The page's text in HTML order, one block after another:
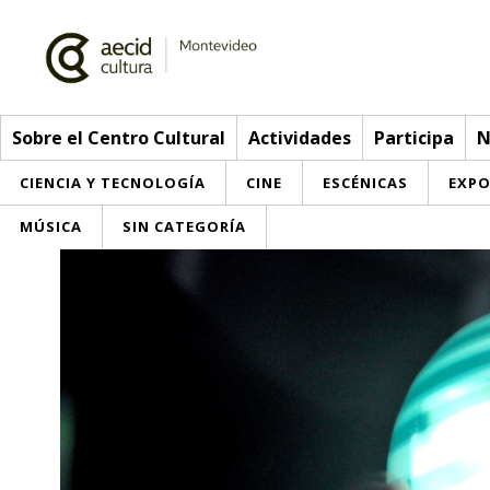
Sobre el Centro Cultural Actividades Participa
CIENCIA Y TECNOLOGÍA CINE ESCÉNICAS
MÚSICA SIN CATEGORÍA
Instalaciones
Visítanos
Esta semana
Inscripciones
Envíanos tu propuesta
Buzón de sugerencias
Noticias
Convocatorias